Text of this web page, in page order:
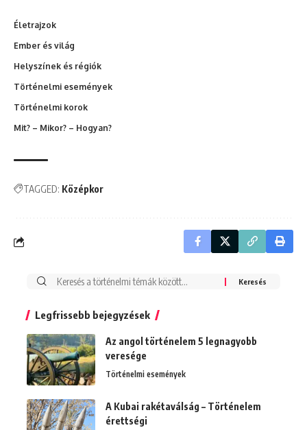
Életrajzok
Ember és világ
Helyszínek és régiók
Történelmi események
Történelmi korok
Mit? – Mikor? – Hogyan?
TAGGED: Középkor
Search
Legfrissebb bejegyzések
Az angol történelem 5 legnagyobb
veresége
Történelmi események
A Kubai rakétaválság – Történelem
érettségi